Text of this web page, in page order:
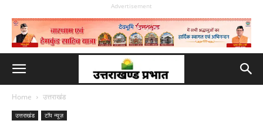
Advertisement
Home उत्तराखंड
उत्तराखंड टॉप न्यूज़